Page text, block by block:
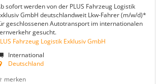
sofort werden von der PLUS Fahrzeug Logistik
GmbH deutschlandweit Lkw-Fahrer (m/w/d)*
geschlossenen Autotransport im internationalen
gesucht.
Fahrzeug Logistik Exklusiv GmbH
International
Deutschland
merken